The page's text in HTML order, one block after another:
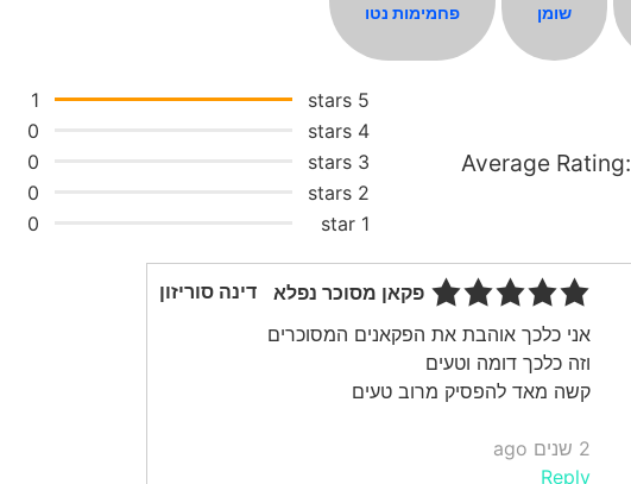
שומן פחמימות נטו
Average Rating:
5 stars
1
4 stars
0
3 stars
0
2 stars
0
1 star
0
דינה סוריזון
פקאן מסוכר נפלא
אני כלכך אוהבת את הפקאנים המסוכרים
וזה כלכך דומה וטעים
קשה מאד להפסיק מרוב טעים
2 שנים ago
Reply